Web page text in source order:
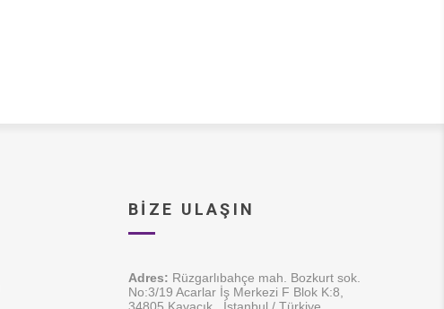
BIZE ULAŞIN
Adres: Rüzgarlıbahçe mah. Bozkurt sok.
No:3/19 Acarlar İş Merkezi F Blok K:8,